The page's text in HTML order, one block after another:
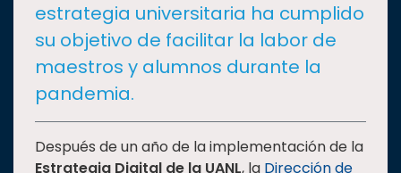
SALUD
SUSTENTABILIDAD
TEMAS
estrategia universitaria ha cumplido
su objetivo de facilitar la labor de
maestros y alumnos durante la
pandemia.
Después de un año de la implementación de la
Estrategia Digital de la UANL, la Dirección de